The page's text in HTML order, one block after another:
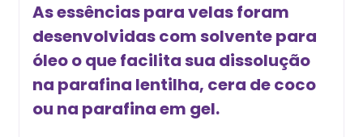
As essências para velas foram
desenvolvidas com solvente para
óleo o que facilita sua dissolução
na parafina lentilha, cera de coco
ou na parafina em gel.